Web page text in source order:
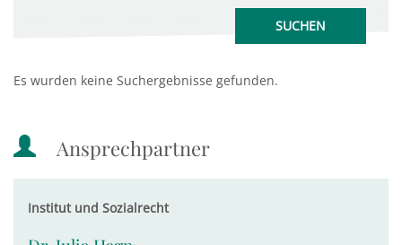
Es wurden keine Suchergebnisse gefunden.
Ansprechpartner
Institut und Sozialrecht